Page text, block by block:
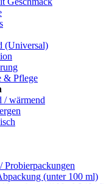
(Universal)
& Pflege
/ wärmend
Probierpackungen
(unter 100 ml)